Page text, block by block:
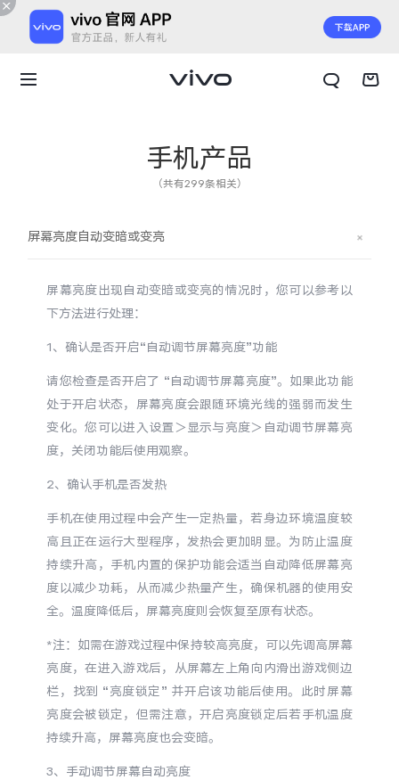
X300 Ultra X300s
S60 S60 元气版
S50 Pro mini S50
Y600 Turbo
Y6 Y60
iQOO Z11
vivo TWS 5 Pro vivo Pad6 Pro
手机产品
（共有299条相关）
屏幕亮度自动变暗或变亮
屏幕亮度出现自动变暗或变亮的情况时，您可以参考以
下方法进行处理：
1、确认是否开启“自动调节屏幕亮度”功能
请您检查是否开启了 “自动调节屏幕亮度”。如果此功能
处于开启状态，屏幕亮度会跟随环境光线的强弱而发生
变化。您可以进入设置＞显示与亮度＞自动调节屏幕亮
度，关闭功能后使用观察。
2、确认手机是否发热
手机在使用过程中会产生一定热量，若身边环境温度较
高且正在运行大型程序，发热会更加明显。为防止温度
持续升高，手机内置的保护功能会适当自动降低屏幕亮
度以减少功耗，从而减少热量产生，确保机器的使用安
全。温度降低后，屏幕亮度则会恢复至原有状态。
*注：如需在游戏过程中保持较高亮度，可以先调高屏幕
亮度，在进入游戏后，从屏幕左上角向内滑出游戏侧边
栏，找到 “亮度锁定” 并开启该功能后使用。此时屏幕
亮度会被锁定，但需注意，开启亮度锁定后若手机温度
持续升高，屏幕亮度也会变暗。
3、手动调节屏幕自动亮度